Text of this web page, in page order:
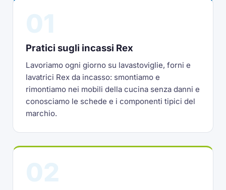
Pratici sugli incassi Rex
Lavoriamo ogni giorno su lavastoviglie, forni e
lavatrici Rex da incasso: smontiamo e
rimontiamo nei mobili della cucina senza danni e
conosciamo le schede e i componenti tipici del
marchio.